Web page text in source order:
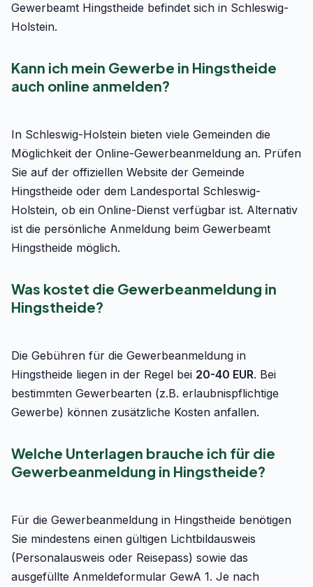
Gewerbeamt Hingstheide befindet sich in Schleswig-
Holstein.
Kann ich mein Gewerbe in Hingstheide
auch online anmelden?
In Schleswig-Holstein bieten viele Gemeinden die
Möglichkeit der Online-Gewerbeanmeldung an. Prüfen
Sie auf der offiziellen Website der Gemeinde
Hingstheide oder dem Landesportal Schleswig-
Holstein, ob ein Online-Dienst verfügbar ist. Alternativ
ist die persönliche Anmeldung beim Gewerbeamt
Hingstheide möglich.
Was kostet die Gewerbeanmeldung in
Hingstheide?
Die Gebühren für die Gewerbeanmeldung in
Hingstheide liegen in der Regel bei 20-40 EUR. Bei
bestimmten Gewerbearten (z.B. erlaubnispflichtige
Gewerbe) können zusätzliche Kosten anfallen.
Welche Unterlagen brauche ich für die
Gewerbeanmeldung in Hingstheide?
Für die Gewerbeanmeldung in Hingstheide benötigen
Sie mindestens einen gültigen Lichtbildausweis
(Personalausweis oder Reisepass) sowie das
ausgefüllte Anmeldeformular GewA 1. Je nach